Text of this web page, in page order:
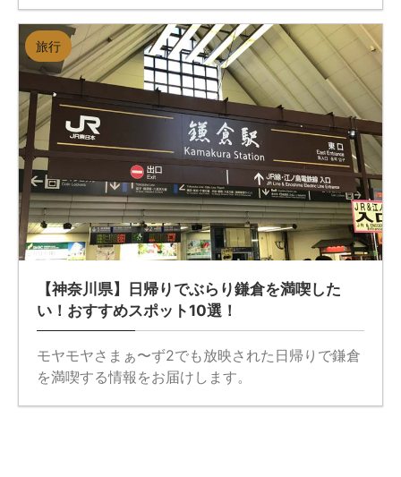
旅行
【神奈川県】日帰りでぶらり鎌倉を満喫した
い！おすすめスポット10選！
モヤモヤさまぁ〜ず2でも放映された日帰りで鎌倉
を満喫する情報をお届けします。